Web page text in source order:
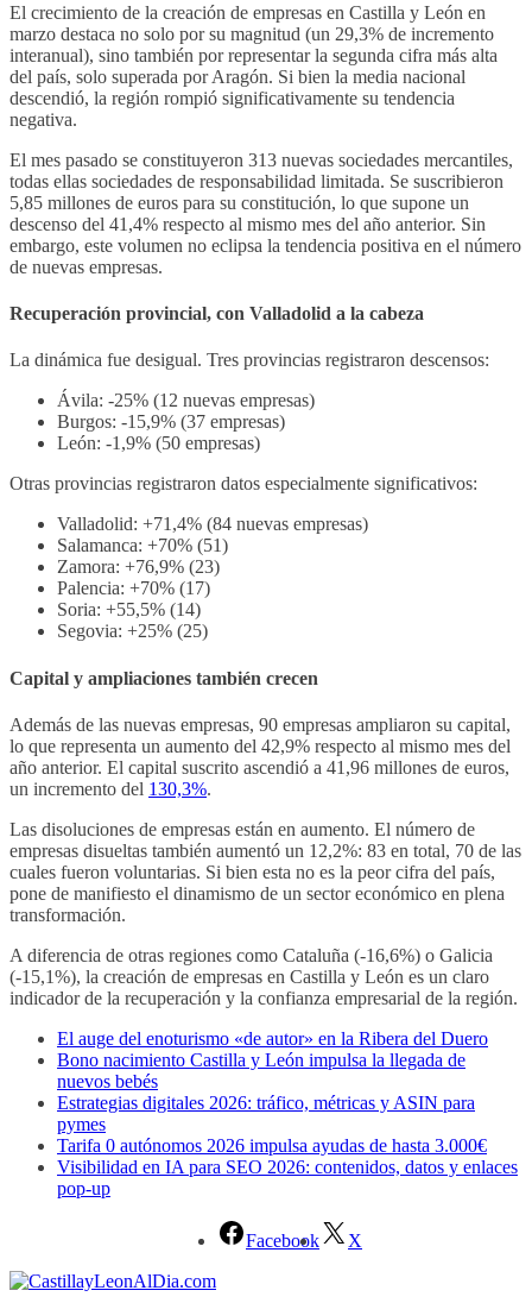
El crecimiento de la creación de empresas en Castilla y León en
marzo destaca no solo por su magnitud (un 29,3% de incremento
interanual), sino también por representar la segunda cifra más alta
del país, solo superada por Aragón. Si bien la media nacional
descendió, la región rompió significativamente su tendencia
negativa.
El mes pasado se constituyeron 313 nuevas sociedades mercantiles,
todas ellas sociedades de responsabilidad limitada. Se suscribieron
5,85 millones de euros para su constitución, lo que supone un
descenso del 41,4% respecto al mismo mes del año anterior. Sin
embargo, este volumen no eclipsa la tendencia positiva en el número
de nuevas empresas.
Recuperación provincial, con Valladolid a la cabeza
La dinámica fue desigual. Tres provincias registraron descensos:
Ávila: -25% (12 nuevas empresas)
Burgos: -15,9% (37 empresas)
León: -1,9% (50 empresas)
Otras provincias registraron datos especialmente significativos:
Valladolid: +71,4% (84 nuevas empresas)
Salamanca: +70% (51)
Zamora: +76,9% (23)
Palencia: +70% (17)
Soria: +55,5% (14)
Segovia: +25% (25)
Capital y ampliaciones también crecen
Además de las nuevas empresas, 90 empresas ampliaron su capital,
lo que representa un aumento del 42,9% respecto al mismo mes del
año anterior. El capital suscrito ascendió a 41,96 millones de euros,
un incremento del 130,3%.
Las disoluciones de empresas están en aumento. El número de
empresas disueltas también aumentó un 12,2%: 83 en total, 70 de las
cuales fueron voluntarias. Si bien esta no es la peor cifra del país,
pone de manifiesto el dinamismo de un sector económico en plena
transformación.
A diferencia de otras regiones como Cataluña (-16,6%) o Galicia
(-15,1%), la creación de empresas en Castilla y León es un claro
indicador de la recuperación y la confianza empresarial de la región.
El auge del enoturismo «de autor» en la Ribera del Duero
Bono nacimiento Castilla y León impulsa la llegada de
nuevos bebés
Estrategias digitales 2026: tráfico, métricas y ASIN para
pymes
Tarifa 0 autónomos 2026 impulsa ayudas de hasta 3.000€
Visibilidad en IA para SEO 2026: contenidos, datos y enlaces
pop-up
Facebook X